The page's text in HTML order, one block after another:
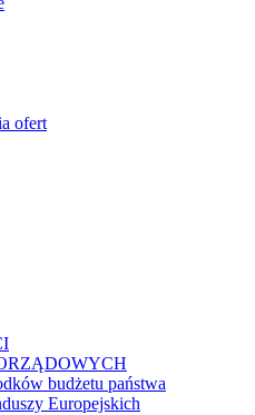
ofert
budżetu państwa
Europejskich